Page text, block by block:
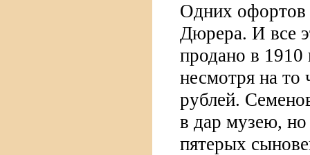
Одних офортов
Дюрера. И все
продано в
несмотря на то
рублей.
в дар музею, но
пятерых